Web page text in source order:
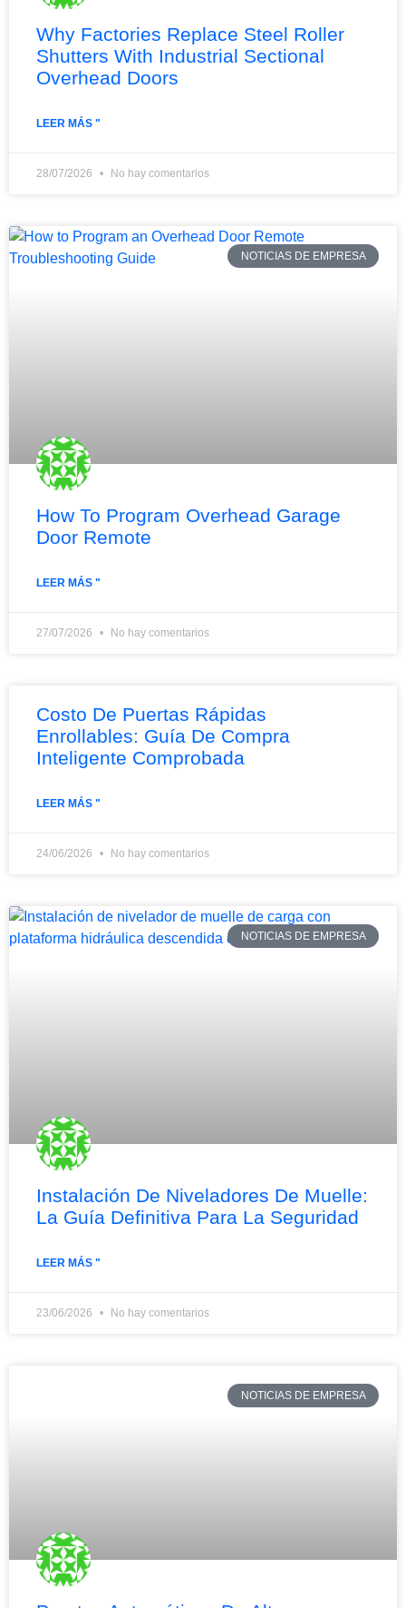
Why Factories Replace Steel Roller
Shutters With Industrial Sectional
Overhead Doors
LEER MÁS "
28/07/2026 No hay comentarios
NOTICIAS DE EMPRESA
How To Program Overhead Garage
Door Remote
LEER MÁS "
27/07/2026 No hay comentarios
Costo De Puertas Rápidas
Enrollables: Guía De Compra
Inteligente Comprobada
LEER MÁS "
24/06/2026 No hay comentarios
NOTICIAS DE EMPRESA
Instalación De Niveladores De Muelle:
La Guía Definitiva Para La Seguridad
LEER MÁS "
23/06/2026 No hay comentarios
NOTICIAS DE EMPRESA